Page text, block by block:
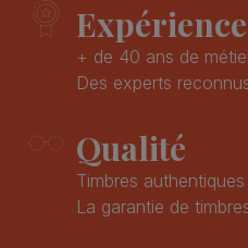
Expérience
+ de 40 ans de
Des experts
Qualité
Timbres authentiques
La garantie de